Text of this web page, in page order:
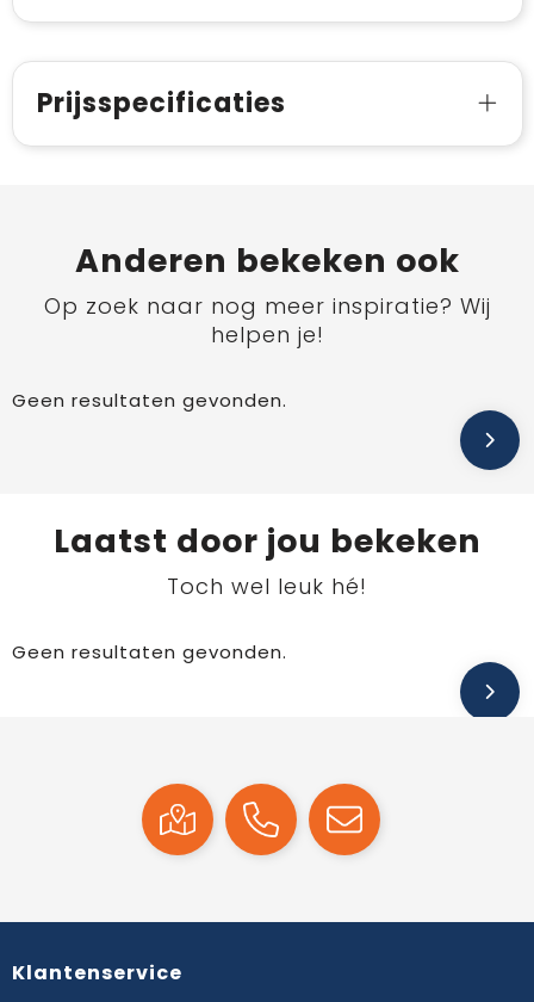
Prijsspecificaties
Anderen bekeken ook
Op zoek naar nog meer inspiratie? Wij
helpen je!
Geen resultaten gevonden.
Laatst door jou bekeken
Toch wel leuk hé!
Geen resultaten gevonden.
Klantenservice